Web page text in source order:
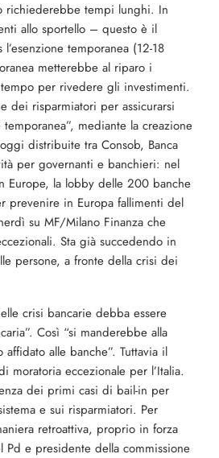
richiederebbe tempi lunghi. In
allo sportello – questo è il
temporanea (12-18
metterebbe al riparo i
per rivedere gli investimenti.
dei risparmiatori per assicurarsi
mediante la creazione
distribuite tra Consob, Banca
per governanti e banchieri: nel
Europe, la lobby delle 200 banche
prevenire in Europa fallimenti del
su MF/Milano Finanza che
Sta già succedendo in
persone, a fronte della crisi dei
crisi bancarie debba essere
Così “si manderebbe alla
alle banche”. Tuttavia il
moratoria eccezionale per l’Italia.
dei primi casi di bail-in per
e sui risparmiatori. Per
retroattiva, proprio in forza
Pd e presidente della commissione